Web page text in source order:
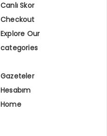
Canlı Skor
Checkout
Explore Our
categories
Gazeteler
Hesabım
Home